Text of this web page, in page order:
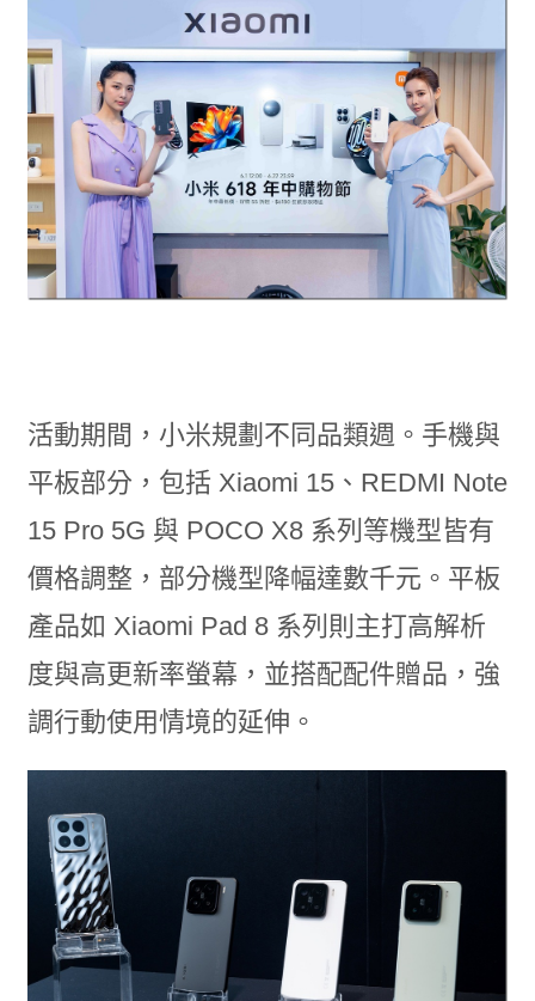
活動期間，小米規劃不同品類週。手機與
平板部分，包括 Xiaomi 15、REDMI Note
15 Pro 5G 與 POCO X8 系列等機型皆有
價格調整，部分機型降幅達數千元。平板
產品如 Xiaomi Pad 8 系列則主打高解析
度與高更新率螢幕，並搭配配件贈品，強
調行動使用情境的延伸。